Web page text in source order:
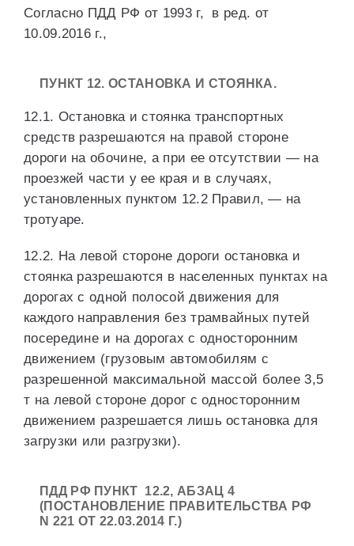
Согласно ПДД РФ от 1993 г, в ред. от
10.09.2016 г.,
ПУНКТ 12. ОСТАНОВКА И СТОЯНКА.
12.1. Остановка и стоянка транспортных
средств разрешаются на правой стороне
дороги на обочине, а при ее отсутствии — на
проезжей части у ее края и в случаях,
установленных пунктом 12.2 Правил, — на
тротуаре.
12.2. На левой стороне дороги остановка и
стоянка разрешаются в населенных пунктах на
дорогах с одной полосой движения для
каждого направления без трамвайных путей
посередине и на дорогах с односторонним
движением (грузовым автомобилям с
разрешенной максимальной массой более 3,5
т на левой стороне дорог с односторонним
движением разрешается лишь остановка для
загрузки или разгрузки).
ПДД РФ ПУНКТ 12.2, АБЗАЦ 4
(ПОСТАНОВЛЕНИЕ ПРАВИТЕЛЬСТВА РФ
N 221 ОТ 22.03.2014 Г.)